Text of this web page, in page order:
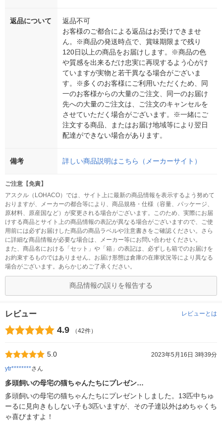
返品について
返品不可
お客様のご都合による返品はお受けできませ
ん。※商品の発送時点で、賞味期限まで残り
120日以上の商品をお届けします。※商品の色
や質感を出来るだけ忠実に再現するよう心がけ
ていますが実物と若干異なる場合がございま
す。※多くのお客様にご利用いただくため、同
一のお客様からの大量のご注文、同一のお届け
先への大量のご注文は、ご注文のキャンセルを
させていただく場合がございます。※一緒にご
注文する商品、またはお届け地域等により翌日
配達ができない場合があります。
備考 詳しい商品説明はこちら（メーカーサイト）
ご注意【免責】
アスクル（LOHACO）では、サイト上に最新の商品情報を表示するよう努めて
おりますが、メーカーの都合等により、商品規格・仕様（容量、パッケージ、
原材料、原産国など）が変更される場合がございます。このため、実際にお届
けする商品とサイト上の商品情報の表記が異なる場合がございますので、ご使
用前には必ずお届けした商品の商品ラベルや注意書きをご確認ください。さら
に詳細な商品情報が必要な場合は、メーカー等にお問い合わせください。
また、商品名における「セット」や「箱」の表記は、必ずしも箱でのお届けを
お約束するものではありません。お届け形態は倉庫の在庫状況等により異なる
場合がございます。あらかじめご了承ください。
商品情報の誤りを報告する
レビュー レビューとは
4.9 （42件）
5.0
2023年5月16日 3時39分
ytr********さん
多頭飼いの母宅の猫ちゃんたちにプレゼン…
多頭飼いの母宅の猫ちゃんたちにプレゼントしました。13匹中ちゅ
ーるに見向きもしない子も3匹いますが、その子達以外はめちゃくち
ゃ喜びますよ！